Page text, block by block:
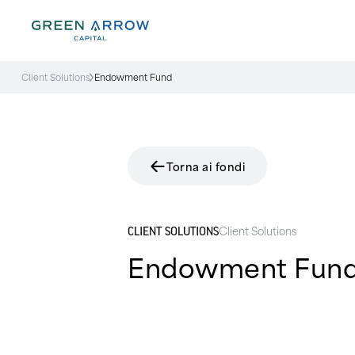
Client Solutions Endowment Fund
Torna ai fondi
CLIENT SOLUTIONSClient Solutions
Endowment